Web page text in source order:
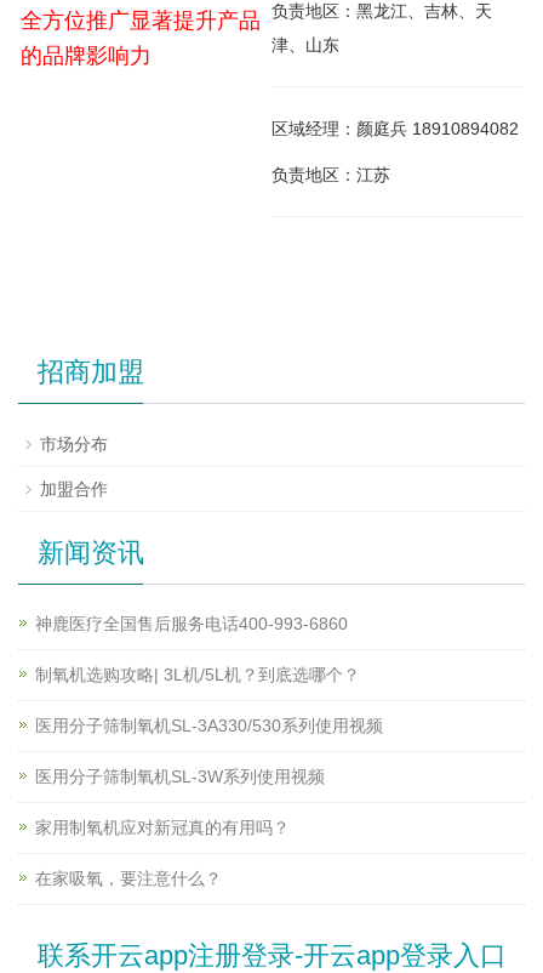
全方位推广显著提升产品
的品牌影响力
负责地区：黑龙江、吉林、天
津、山东
区域经理：颜庭兵 18910894082
负责地区：江苏
招商加盟
市场分布
加盟合作
新闻资讯
神鹿医疗全国售后服务电话400-993-6860
制氧机选购攻略| 3L机/5L机？到底选哪个？
医用分子筛制氧机SL-3A330/530系列使用视频
医用分子筛制氧机SL-3W系列使用视频
家用制氧机应对新冠真的有用吗？
在家吸氧，要注意什么？
联系开云app注册登录-开云app登录入口